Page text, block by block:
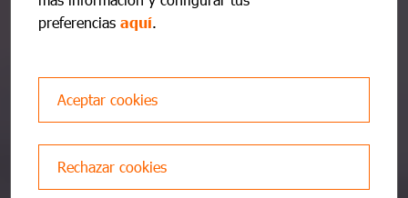
Pedir cita ahora
preferencias aquí.
Aceptar cookies
Rechazar cookies